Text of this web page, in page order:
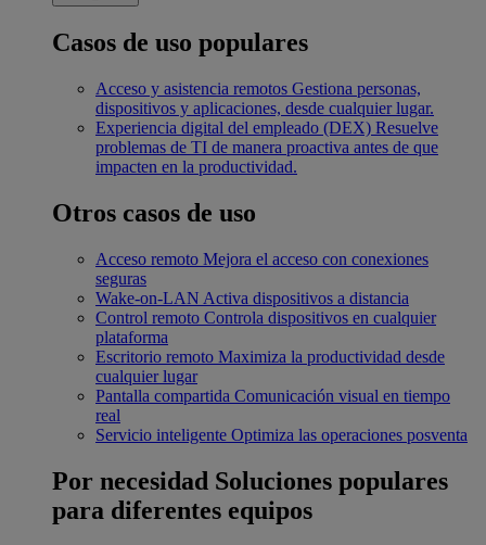
Casos de uso populares
Acceso y asistencia remotos Gestiona personas,
dispositivos y aplicaciones, desde cualquier lugar.
Experiencia digital del empleado (DEX) Resuelve
problemas de TI de manera proactiva antes de que
impacten en la productividad.
Otros casos de uso
Acceso remoto Mejora el acceso con conexiones
seguras
Wake-on-LAN Activa dispositivos a distancia
Control remoto Controla dispositivos en cualquier
plataforma
Escritorio remoto Maximiza la productividad desde
cualquier lugar
Pantalla compartida Comunicación visual en tiempo
real
Servicio inteligente Optimiza las operaciones posventa
Por necesidad Soluciones populares
para diferentes equipos